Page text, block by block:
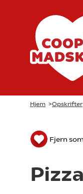
Hjem >Opskrifter
Fjern